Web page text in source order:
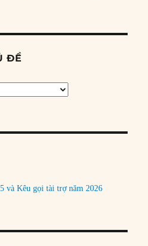
ĐỀ
và Kêu gọi tài trợ năm 2026